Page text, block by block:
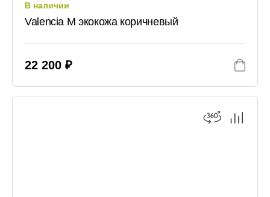
В наличии
Valencia M экокожа коричневый
22 200 ₽